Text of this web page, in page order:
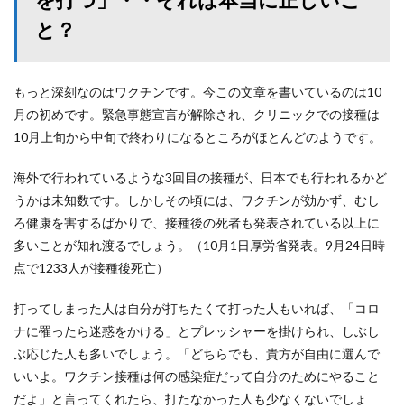
と？
もっと深刻なのはワクチンです。今この文章を書いているのは10
月の初めです。緊急事態宣言が解除され、クリニックでの接種は
10月上旬から中旬で終わりになるところがほとんどのようです。
海外で行われているような3回目の接種が、日本でも行われるかど
うかは未知数です。しかしその頃には、ワクチンが効かず、むし
ろ健康を害するばかりで、接種後の死者も発表されている以上に
多いことが知れ渡るでしょう。（10月1日厚労省発表。9月24日時
点で1233人が接種後死亡）
打ってしまった人は自分が打ちたくて打った人もいれば、「コロ
ナに罹ったら迷惑をかける」とプレッシャーを掛けられ、しぶし
ぶ応じた人も多いでしょう。「どちらでも、貴方が自由に選んで
いいよ。ワクチン接種は何の感染症だって自分のためにやること
だよ」と言ってくれたら、打たなかった人も少なくないでしょ